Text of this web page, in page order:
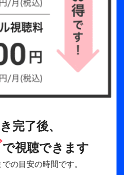
完了後、
で視聴できます
の目安の時間です。